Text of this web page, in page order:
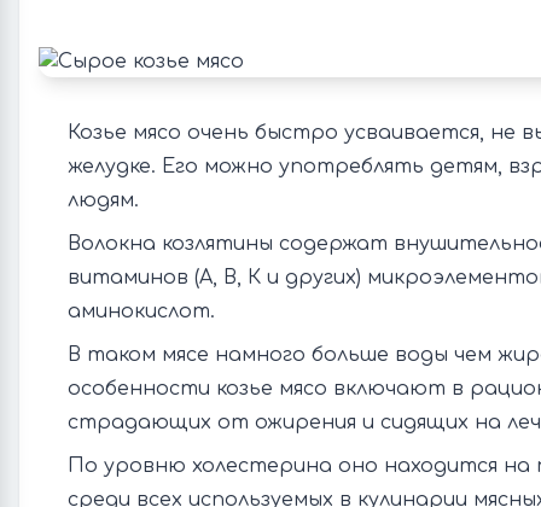
Козье мясо очень быстро усваивается, не
желудке. Его можно употреблять детям,
людям.
Волокна козлятины содержат
витаминов (А, В, К и других)
аминокислот.
В таком мясе намного больше воды чем
особенности козье мясо включают в
страдающих от ожирения и сидящих на
По уровню холестерина оно находится на
среди всех используемых в кулинарии